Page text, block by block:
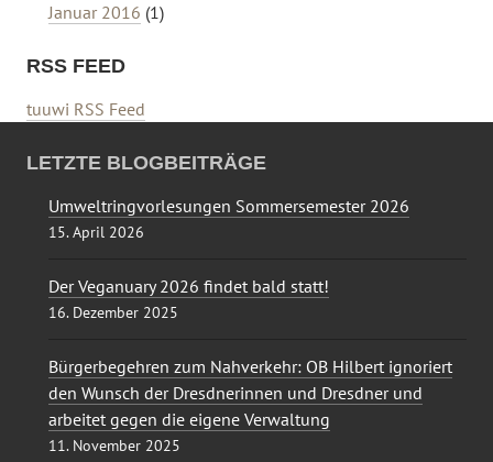
Januar 2016 (1)
RSS FEED
tuuwi RSS Feed
LETZTE BLOGBEITRÄGE
Umweltringvorlesungen Sommersemester 2026
15. April 2026
Der Veganuary 2026 findet bald statt!
16. Dezember 2025
Bürgerbegehren zum Nahverkehr: OB Hilbert ignoriert
den Wunsch der Dresdnerinnen und Dresdner und
arbeitet gegen die eigene Verwaltung
11. November 2025